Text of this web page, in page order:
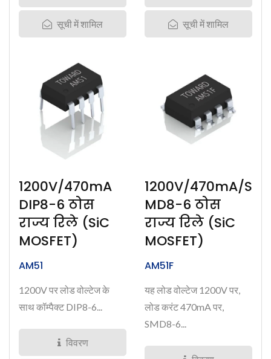
सूची में शामिल सूची में शामिल
1200V/470mA
DIP8-6 ठोस
राज्य रिले (SiC
MOSFET)
AM51
1200V पर लोड वोल्टेज के
साथ कॉम्पैक्ट DIP8-6...
विवरण
1200V/470mA/S
MD8-6 ठोस
राज्य रिले (SiC
MOSFET)
AM51F
यह लोड वोल्टेज 1200V पर,
लोड करंट 470mA पर,
SMD8-6...